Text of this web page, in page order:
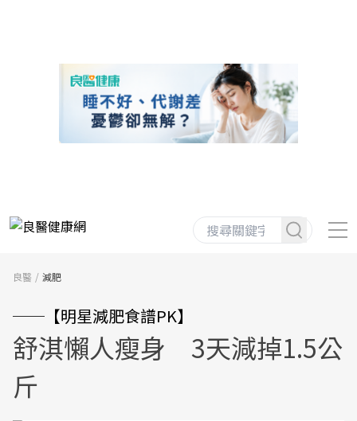
良醫 減肥
──【明星減肥食譜PK】
舒淇懶人瘦身 3天減掉1.5公
斤